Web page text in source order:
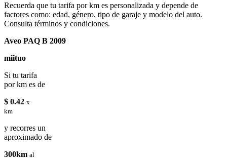
Recuerda que tu tarifa por km es personalizada y depende de
factores como: edad, género, tipo de garaje y modelo del auto.
Consulta términos y condiciones.
Aveo PAQ B 2009
miituo
Si tu tarifa
por km es de
$ 0.42 x
km
y recorres un
aproximado de
300km al